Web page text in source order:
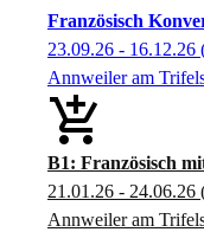
B1: Französisch
21.01.26 - 24.06.26
Annweiler am
Französisch
23.09.26 - 16.12.26
Annweiler am